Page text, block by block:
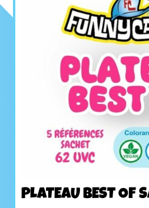
PLATEAU BEST OF